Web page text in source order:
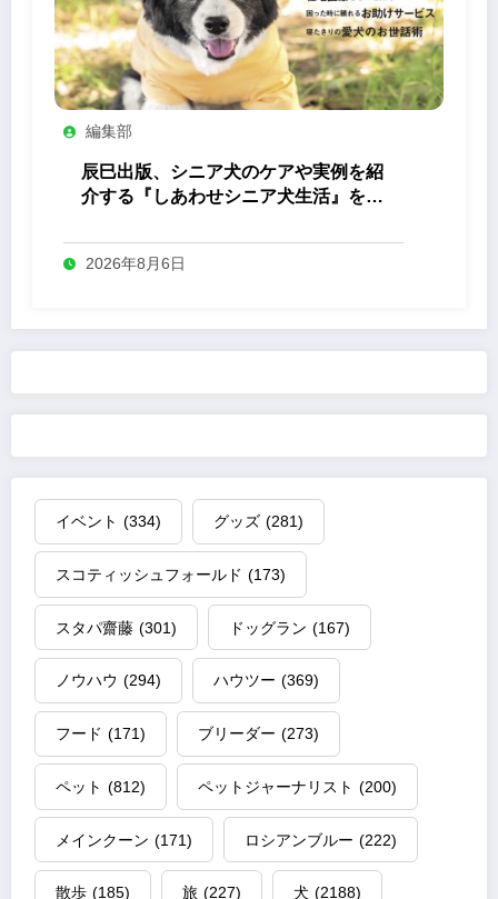
編集部
辰巳出版、シニア犬のケアや実例を紹
介する『しあわせシニア犬生活』を発
2026年8月6日
イベント (334) グッズ (281)
スコティッシュフォールド (173)
スタパ齋藤 (301) ドッグラン (167)
ノウハウ (294) ハウツー (369)
フード (171) ブリーダー (273)
ペット (812) ペットジャーナリスト (200)
メインクーン (171) ロシアンブルー (222)
散歩 (185) 旅 (227) 犬 (2188)